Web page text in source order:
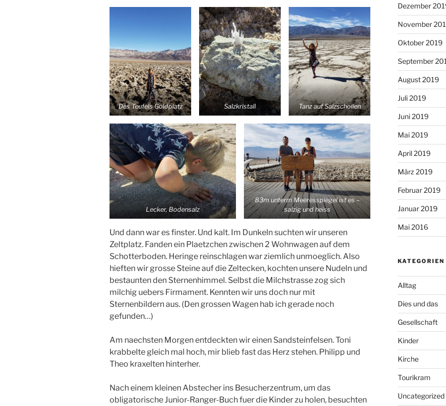
Des Teufels Goldplatz Salzkristall Tanz auf Salzschollen
Lecker, Bodensalz
83m unterm Meeresspiegel ist es –
salzig und heiss
Und dann war es finster. Und kalt. Im Dunkeln suchten wir unseren
Zeltplatz. Fanden ein Plaetzchen zwischen 2 Wohnwagen auf dem
Schotterboden. Heringe reinschlagen war ziemlich unmoeglich. Also
hieften wir grosse Steine auf die Zeltecken, kochten unsere Nudeln und
bestaunten den Sternenhimmel. Selbst die Milchstrasse zog sich
milchig uebers Firmament. Kennten wir uns doch nur mit
Sternenbildern aus. (Den grossen Wagen hab ich gerade noch
gefunden…)
Am naechsten Morgen entdeckten wir einen Sandsteinfelsen. Toni
krabbelte gleich mal hoch, mir blieb fast das Herz stehen. Philipp und
Theo kraxelten hinterher.
Nach einem kleinen Abstecher ins Besucherzentrum, um das
obligatorische Junior-Ranger-Buch fuer die Kinder zu holen, besuchten
Dezember
November
Oktober 2019
September
August 2019
Juli 2019
Juni 2019
Mai 2019
April 2019
März 2019
Februar 2019
Januar 2019
Mai 2016
KATEGORIEN
Alltag
Dies und das
Gesellschaft
Kinder
Kirche
Tourikram
Uncategorized